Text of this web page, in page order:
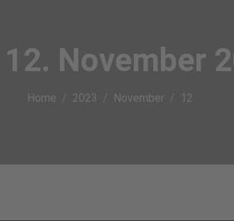
12. November
Home 2023 November 12